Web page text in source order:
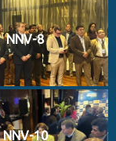
NNV-8
NNV-10